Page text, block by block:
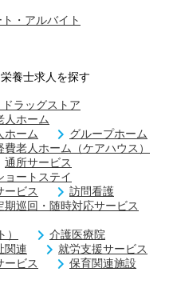
・アルバイト
養士求人を探す
ラッグストア
人ホーム
ホーム
グループホーム
費老人ホーム（ケアハウス）
通所サービス
ョートステイ
ービス
訪問看護
期巡回・随時対応サービス
介護医療院
関連
就労支援サービス
ービス
保育関連施設